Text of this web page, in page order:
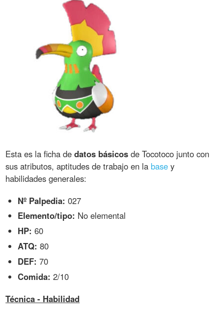
Esta es la ficha dedatos básicos de Tocotoco junto con
sus atributos, aptitudes de trabajo en la base y
habilidades generales:
Nº Palpedia: 027
Elemento/tipo: No elemental
HP: 60
ATQ: 80
DEF: 70
Comida: 2/10
Técnica - Habilidad